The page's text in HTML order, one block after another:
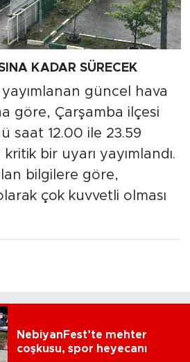
KADAR SÜRECEK
güncel hava
göre, Çarşamba ilçesi
saat 12.00 ile 23.59
kritik bir uyarı yayımlandı.
bilgilere göre,
çok kuvvetli olması
NebiyanFest’te mehter
coşkusu, spor heyecanı